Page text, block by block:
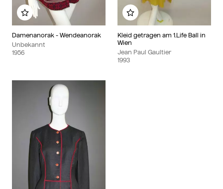
Damenanorak - Wendeanorak
Unbekannt
1956
Zu meinem Album hinzufügen
Kleid getragen am 1.Life Ball in
Wien
Jean Paul Gaultier
1993
Zu meinem Album